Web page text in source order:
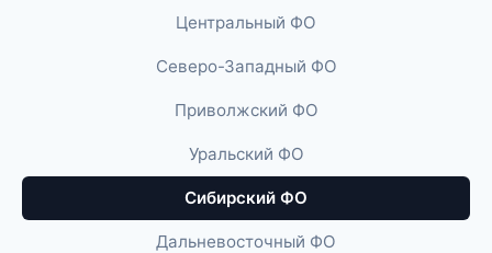
Центральный ФО
Северо-Западный ФО
Приволжский ФО
Уральский ФО
Сибирский ФО
Дальневосточный ФО